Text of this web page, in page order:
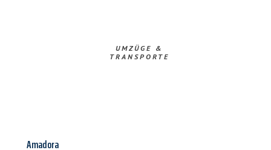
UMZÜGE &
TRANSPORTE
Amadora